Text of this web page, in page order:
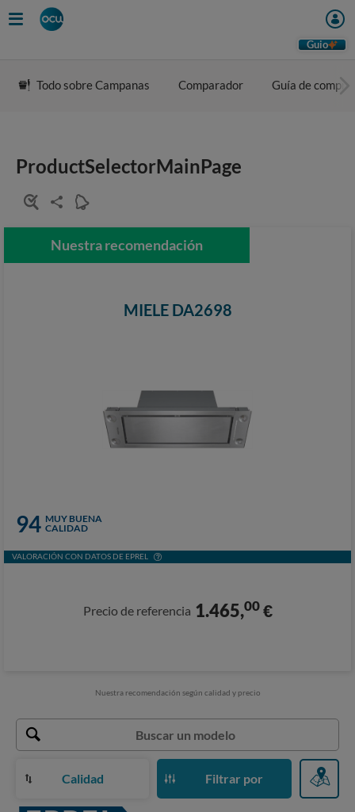
Guio
Todo sobre Campanas Comparador Guía de compra
ProductSelectorMainPage
Nuestra recomendación
MIELE DA2698
94 MUY BUENA
CALIDAD
VALORACIÓN CON DATOS DE EPREL
Nuestra recomendación según calidad y precio
Precio de referencia 1.465,00 €
Calidad Filtrar por